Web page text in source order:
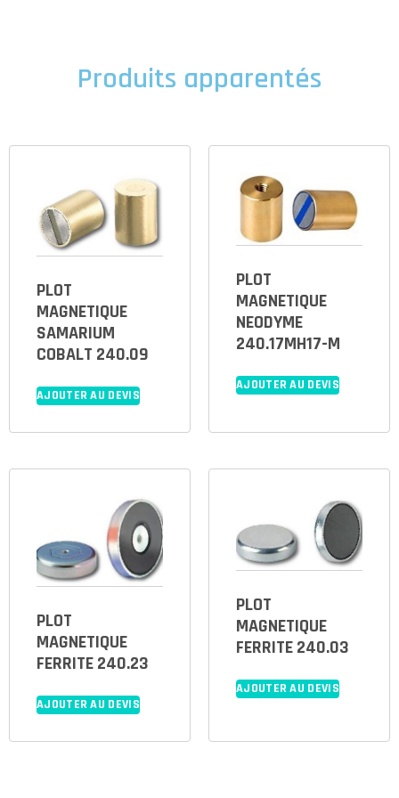
Produits apparentés
PLOT
MAGNETIQUE
SAMARIUM
COBALT 240.09
AJOUTER AU DEVIS
PLOT
MAGNETIQUE
NEODYME
240.17MH17-M
AJOUTER AU DEVIS
PLOT
MAGNETIQUE
FERRITE 240.23
AJOUTER AU DEVIS
PLOT
MAGNETIQUE
FERRITE 240.03
AJOUTER AU DEVIS